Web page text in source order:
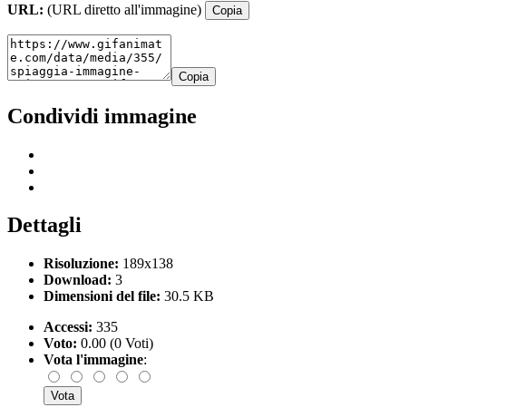
URL: (URL diretto all'immagine) Copia
Copia
Condividi immagine
Dettagli
Risoluzione: 189x138
Download: 3
Dimensioni del file: 30.5 KB
Accessi: 335
Voto: 0.00 (0 Voti)
Vota l'immagine: